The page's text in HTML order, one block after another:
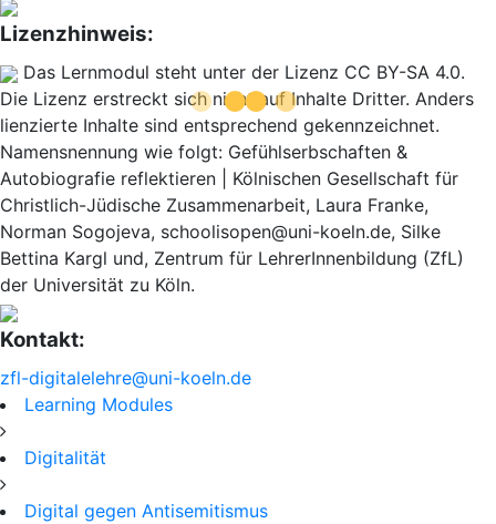
Lizenzhinweis:
Das Lernmodul steht unter der Lizenz CC BY-SA 4.0.
Die Lizenz erstreckt sich nicht auf Inhalte Dritter. Anders
lienzierte Inhalte sind entsprechend gekennzeichnet.
Namensnennung wie folgt: Gefühlserbschaften &
Autobiografie reflektieren | Kölnischen Gesellschaft für
Christlich-Jüdische Zusammenarbeit, Laura Franke,
Norman Sogojeva, schoolisopen@uni-koeln.de, Silke
Bettina Kargl und, Zentrum für LehrerInnenbildung (ZfL)
der Universität zu Köln.
Kontakt:
zfl-digitalelehre@uni-koeln.de
Learning Modules
Digitalität
Digital gegen Antisemitismus